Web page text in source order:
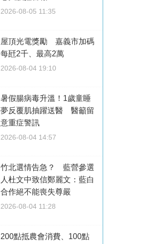
2026-08-05 11:35
屋頂光電獎勵 嘉義市加碼
每瓩2千、最高2萬
2026-08-04 19:10
暑假腸病毒升溫！1歲童睡
夢反覆肌抽躍送醫 醫籲留
意重症警訊
2026-08-04 14:57
竹北選情告急？ 藍營參選
人杜文中致信鄭麗文：藍白
合作絕不能喪失尊嚴
2026-08-04 11:28
200點抵農會消費、100點